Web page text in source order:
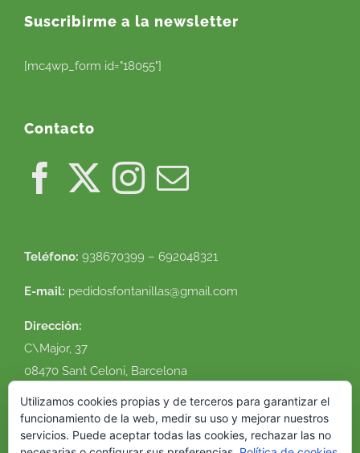
Suscribirme a la newsletter
[mc4wp_form id="18055"]
Contacto
Teléfono: 938670399 – 692048321
E-mail: pedidosfontanillas@gmail.com
Dirección:
C\Major, 37
08470 Sant Celoni, Barcelona
Ver en google maps
Utilizamos cookies propias y de terceros para garantizar el
funcionamiento de la web, medir su uso y mejorar nuestros
servicios. Puede aceptar todas las cookies, rechazar las no